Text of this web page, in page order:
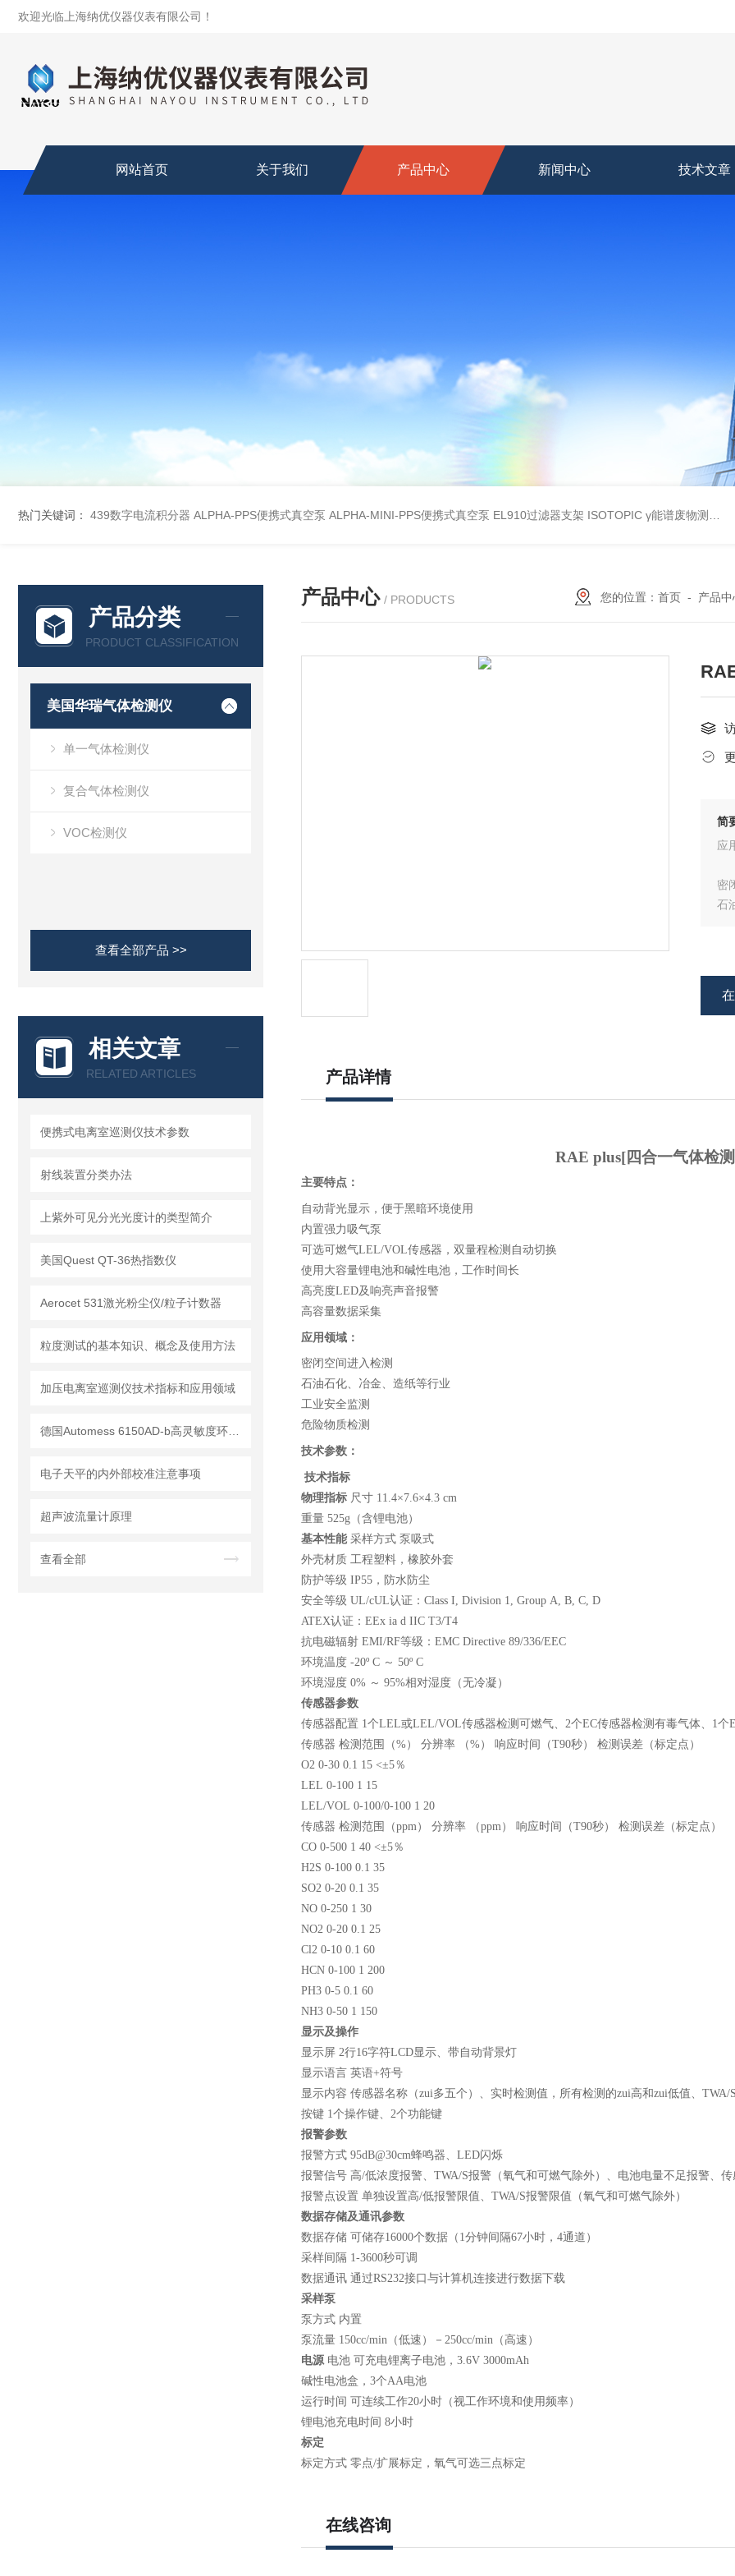
欢迎光临上海纳优仪器仪表有限公司！
网站首页 关于我们 产品中心 新闻中心 技术文章
热门关键词： 439数字电流积分器 ALPHA-PPS便携式真空泵 ALPHA-MINI-PPS便携式真空泵 EL910过滤器支架 ISOTOPIC γ能谱废物测定
产品分类
PRODUCT CLASSIFICATION
美国华瑞气体检测仪
单一气体检测仪
复合气体检测仪
VOC检测仪
查看全部产品 >>
相关文章
RELATED ARTICLES
便携式电离室巡测仪技术参数
射线装置分类办法
上紫外可见分光光度计的类型简介
美国Quest QT-36热指数仪
Aerocet 531激光粉尘仪/粒子计数器
粒度测试的基本知识、概念及使用方法
加压电离室巡测仪技术指标和应用领域
电子天平的内外部校准注意事项
超声波流量计原理
查看全部
产品中心 / PRODUCTS 您的位置： 首页- 产品中
简
应
密
石
产品详情
RAE plus[四合一气体检
主要特点：
自动背光显示，便于黑暗环境使用
内置强力吸气泵
可选可燃气LEL/VOL传感器，双量程检测自动切换
使用大容量锂电池和碱性电池，工作时间长
高亮度LED及响亮声音报警
高容量数据采集
应用领域：
密闭空间进入检测
石油石化、冶金、造纸等行业
工业安全监测
危险物质检测
技术参数：
技术指标
物理指标尺寸 11.4×7.6×4.3 cm
重量 525g（含锂电池）
基本性能采样方式 泵吸式
外壳材质 工程塑料，橡胶外套
防护等级 IP55，防水防尘
安全等级 UL/cUL认证： Class I, Division 1, Group A, B, C, D
ATEX认证： EEx ia d IIC T3/T4
抗电磁辐射 EMI/RF等级： EMC Directive 89/336/EEC
环境温度 -20º C ～ 50º C
环境湿度 0% ～ 95%相对湿度（无冷凝）
传感器参数
传感器配置 1个LEL或LEL/VOL传感器检测可燃气、 2个EC传感器检测有毒气体、 1个
传感器 检测范围 （%） 分辨率 （%） 响应时间 （T90秒） 检测误差（标定点 ）
O2 0-30 0.1 15 <±5％
LEL 0-100 1 15
LEL/VOL 0-100/0-100 1 20
传感器 检测范围 （ppm） 分辨率 （ppm） 响应时间 （T90秒） 检测误差（标定点 ）
CO 0-500 1 40 <±5％
H2S 0-100 0.1 35
SO2 0-20 0.1 35
NO 0-250 1 30
NO2 0-20 0.1 25
Cl2 0-10 0.1 60
HCN 0-100 1 200
PH3 0-5 0.1 60
NH3 0-50 1 150
显示及操作
显示屏 2行16字符LCD显示、带自动背景灯
显示语言 英语+符号
显示内容 传感器名称（zui多五个）、实时检测值，所有检测的zui高和zui低值、 TWA/S
按键 1个操作键、 2个功能键
报警参数
报警方式 95dB@30cm蜂鸣器、 LED闪烁
报警信号 高/低浓度报警、 TWA/S报警（氧气和可燃气除外）、电池电量不足报警、
报警点设置 单独设置高/低报警限值、 TWA/S报警限值（氧气和可燃气除外）
数据存储及通讯参数
数据存储 可储存16000个数据（ 1分钟间隔67小时， 4通道）
采样间隔 1-3600秒可调
数据通讯 通过RS232接口与计算机连接进行数据下载
采样泵
泵方式 内置
泵流量 150cc/min （低速）－ 250cc/min （高速）
电源电池 可充电锂离子电池， 3.6V 3000mAh
碱性电池盒， 3个AA电池
运行时间 可连续工作20小时（视工作环境和使用频率）
锂电池充电时间 8小时
标定
标定方式 零点/扩展标定，氧气可选三点标定
在线咨询